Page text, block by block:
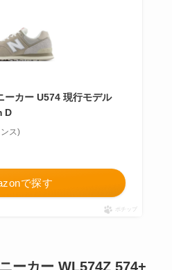
ーカー U574 現行モデル
D
ス)
で探す
ポチップ
ーカー WL574Z 574+